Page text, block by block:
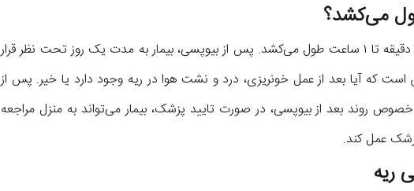
می‌کشد؟
به طور متوسط، مراحل بین ۱۵ دقیقه تا ۱ ساعت طول می‌کشد. پس از بیوپسی، بیمار به مدت یک روز تحت نظر قرار
است که آیا بعد از عمل خونریزی، درد و نشت هوا در ریه وجود دارد یا خیر. پس از
خصوص روند بعد از بیوپسی، در صورت تایید پزشک، بیمار می‌تواند به منزل مراجعه
عمل کند.
ریه